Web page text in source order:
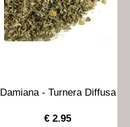
Damiana - Turnera Diffusa
€2.95